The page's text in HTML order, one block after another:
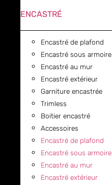
ENCASTRÉ
Encastré de plafond
Encastré sous armoire
Encastré au mur
Encastré extérieur
Garniture encastrée
Trimless
Boitier encastré
Accessoires
Encastré de plafond
Encastré sous armoire
Encastré au mur
Encastré extérieur